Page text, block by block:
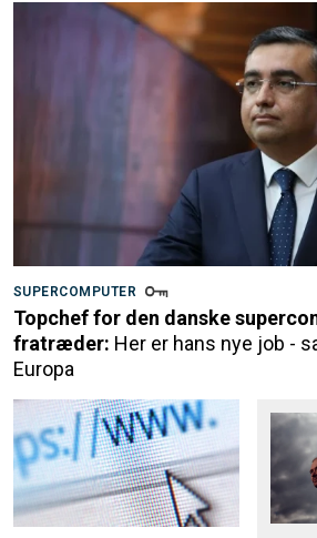
SUPERCOMPUTER
Topchef for den danske
fratræder: Her er hans nye job -
Europa